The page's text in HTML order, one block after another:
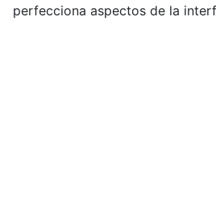
perfecciona aspectos de la